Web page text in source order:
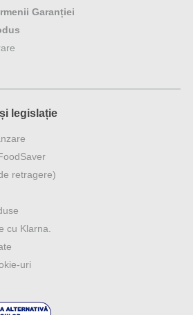
Garanției
legislație
retragere)
cu Klarna.
uri